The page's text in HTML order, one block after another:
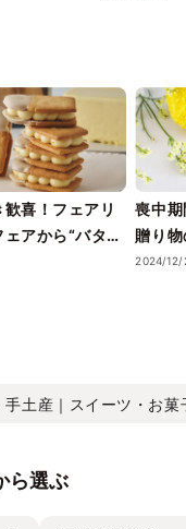
喜！フェアリ
アから“バター
味わう「究極の
喪中
贈り
2024/12/
手土産｜スイーツ・お菓
ら選ぶ